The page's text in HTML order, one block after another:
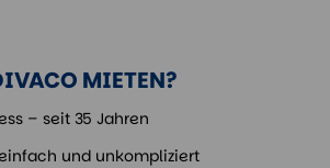
MIETEN?
– seit 35 Jahren
und unkompliziert